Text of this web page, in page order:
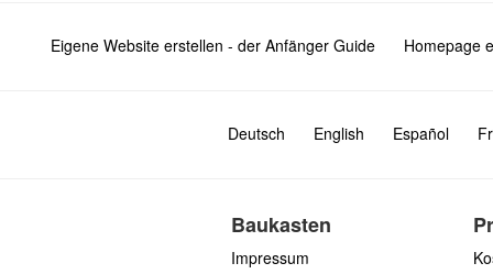
Eigene Website erstellen - der Anfänger Guide Homepage
Deutsch English Español
Baukasten
Impressum